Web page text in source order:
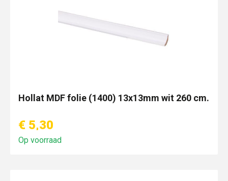
Hollat MDF folie (1400) 13x13mm wit 260 cm.
€ 5,30
Op voorraad